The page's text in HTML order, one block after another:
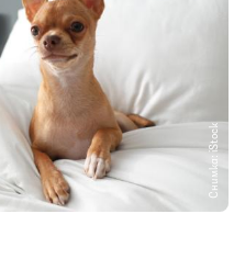
Снимка: iStock